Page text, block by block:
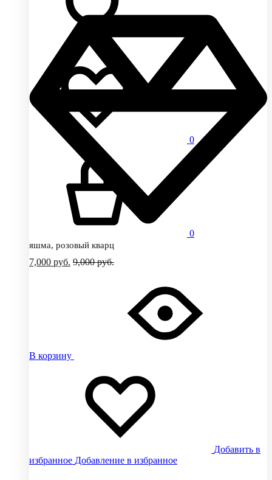
0
0
яшма, розовый кварц
7,000 руб. 9,000руб.
В корзину
Добавить в
избранное Добавление в избранное